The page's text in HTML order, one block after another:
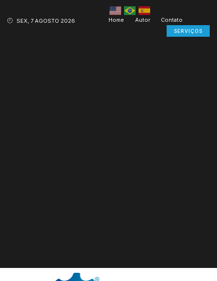
SEX, 7 AGOSTO 2026 Home Autor Contato
SERVIÇOS